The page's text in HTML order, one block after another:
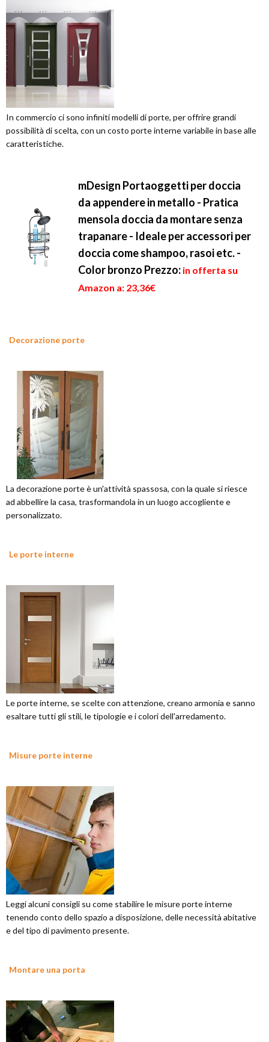
In commercio ci sono infiniti modelli di porte, per offrire grandi
possibilità di scelta, con un costo porte interne variabile in base alle
caratteristiche.
mDesign Portaoggetti per doccia
da appendere in metallo - Pratica
mensola doccia da montare senza
trapanare - Ideale per accessori per
doccia come shampoo, rasoi etc. -
Color bronzo Prezzo: in offerta su
Amazon a: 23,36€
Decorazione porte
La decorazione porte è un'attività spassosa, con la quale si riesce
ad abbellire la casa, trasformandola in un luogo accogliente e
personalizzato.
Le porte interne
Le porte interne, se scelte con attenzione, creano armonia e sanno
esaltare tutti gli stili, le tipologie e i colori dell'arredamento.
Misure porte interne
Leggi alcuni consigli su come stabilire le misure porte interne
tenendo conto dello spazio a disposizione, delle necessità abitative
e del tipo di pavimento presente.
Montare una porta